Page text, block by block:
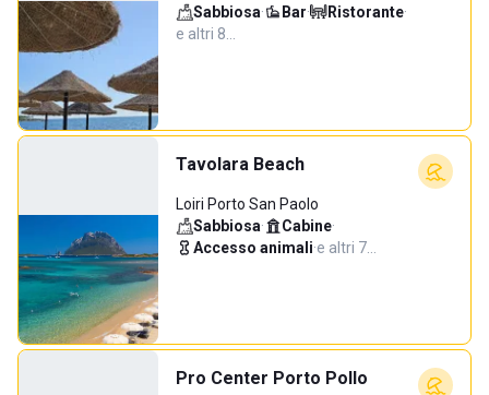
Sabbiosa· Bar· Ristorante·
e altri 8…
Tavolara Beach
Loiri Porto San Paolo
Sabbiosa· Cabine·
Accesso animali·e altri 7…
Pro Center Porto Pollo